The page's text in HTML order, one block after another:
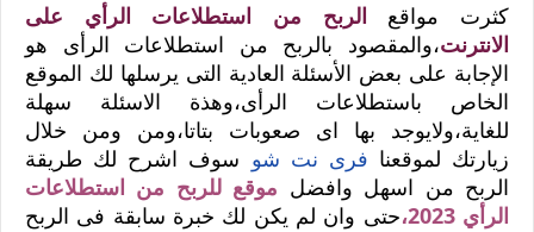
كثرت مواقع الربح من استطلاعات الرأي على
الانترنت،والمقصود بالربح من استطلاعات الرأى هو
الإجابة على بعض الأسئلة العادية التى يرسلها لك الموقع
الخاص باستطلاعات الرأى،وهذة الاسئلة سهلة
للغاية،ولايوجد بها اى صعوبات بتاتا،ومن ومن خلال
زيارتك لموقعنا فرى نت شو سوف اشرح لك طريقة
الربح من اسهل وافضل موقع للربح من استطلاعات
الرأي 2023،
حتى وان لم يكن لك خبرة سابقة فى الربح